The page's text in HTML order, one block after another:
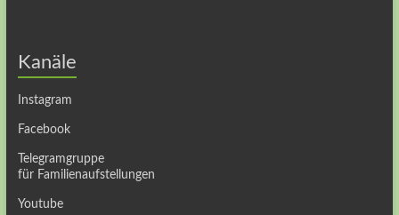
Kanäle
Instagram
Facebook
Telegramgruppe
für Familienaufstellungen
Youtube